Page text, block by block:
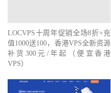
LOCVPS十周年促销全场8折+充
值1000送100，香港VPS全新资源
补货300元/年起（便宜香港
VPS）